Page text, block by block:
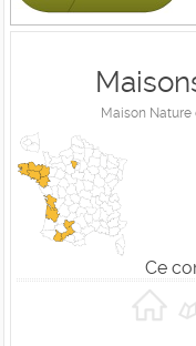
Maison Nature
Ce